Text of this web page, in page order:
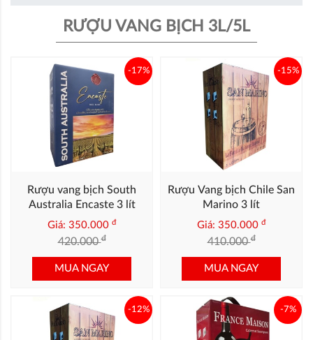
RƯỢU VANG BỊCH 3L/5L
Rượu vang bịch South
Australia Encaste 3 lít
Giá: 350.000 đ
420.000đ
-17%
MUA NGAY
Rượu Vang bịch Chile San
Marino 3 lít
Giá: 350.000 đ
410.000đ
-15%
MUA NGAY
-12% -7%